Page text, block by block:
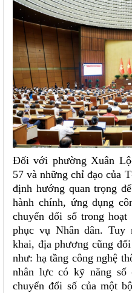
Đối với phường Xuân
57 và những chỉ đạo của
định hướng quan trọng
hành chính, ứng dụng
chuyển đổi số trong
phục vụ Nhân dân. Tuy
khai, địa phương cũng
như: hạ tầng công nghệ
nhân lực có kỹ năng số
chuyển đổi số của một